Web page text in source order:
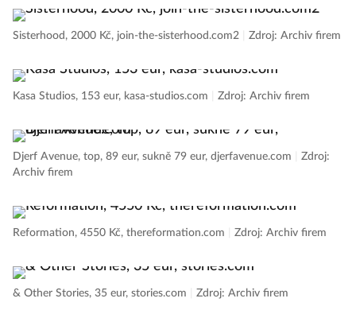
Sisterhood, 2000 Kč, join-the-sisterhood.com2 Zdroj: Archiv firem
Kasa Studios, 153 eur, kasa-studios.com Zdroj: Archiv firem
Djerf Avenue, top, 89 eur, sukně 79 eur, djerfavenue.com
Zdroj:
Archiv firem
Reformation, 4550 Kč, thereformation.com Zdroj: Archiv firem
& Other Stories, 35 eur, stories.com Zdroj: Archiv firem